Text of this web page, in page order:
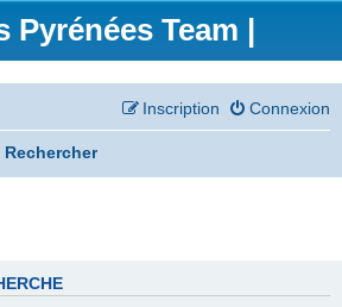
Pyrénées Team |
Connexion
Inscription
Rechercher